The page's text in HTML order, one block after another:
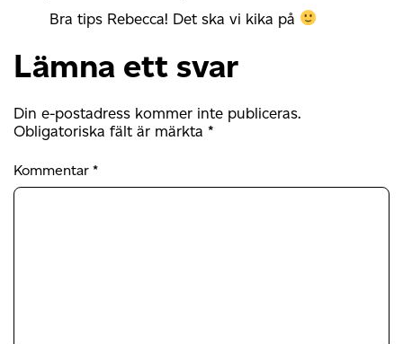
Bra tips Rebecca! Det ska vi kika på
Lämna ett svar
Din e-postadress kommer inte publiceras.
Obligatoriska fält är märkta *
Kommentar *